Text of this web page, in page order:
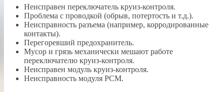
Неисправен переключатель круиз-контроля.
Проблема с проводкой (обрыв, потертость и т.д.).
Неисправность разъема (например, корродированные
контакты).
Перегоревший предохранитель.
Мусор и грязь механически мешают работе
переключателю круиз-контроля.
Неисправен модуль круиз-контроля.
Неисправность модуля PCM.